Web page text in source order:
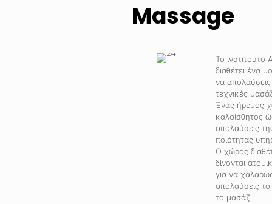
Massage
Το
διαθέτει ένα
να
τεχνικές
Ένας ήρεμος
καλαίσθητος
απολαύσεις
ποιότητας
Ο χώρος
δίνονται
για να
απολαύσεις
το μασάζ.